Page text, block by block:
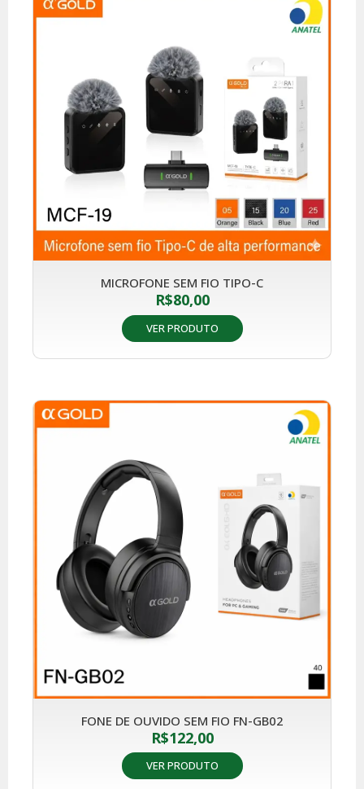
MICROFONE SEM FIO TIPO-C
R$80,00
VER PRODUTO
FONE DE OUVIDO SEM FIO FN-GB02
R$122,00
VER PRODUTO